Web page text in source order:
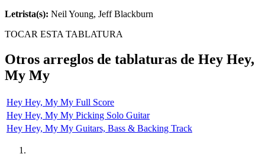
Letrista(s): Neil Young, Jeff Blackburn
TOCAR ESTA TABLATURA
Otros arreglos de tablaturas de Hey Hey,
My My
Hey Hey, My My Full Score
Hey Hey, My My Picking Solo Guitar
Hey Hey, My My Guitars, Bass & Backing Track